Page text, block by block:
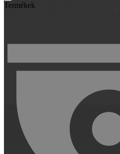
Termékek